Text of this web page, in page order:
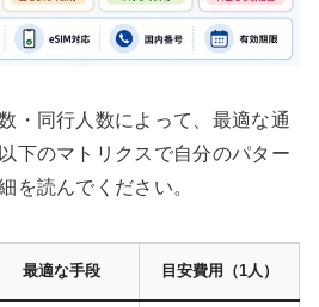
・同行人数によって、最適な通
下のマトリクスで自分のパター
を読んでください。
最適な手段 目安費用（1人）